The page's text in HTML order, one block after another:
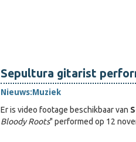
Sepultura gitarist
Nieuws:Muziek
Er is video footage beschikbaar van
Bloody Roots" performed op 12